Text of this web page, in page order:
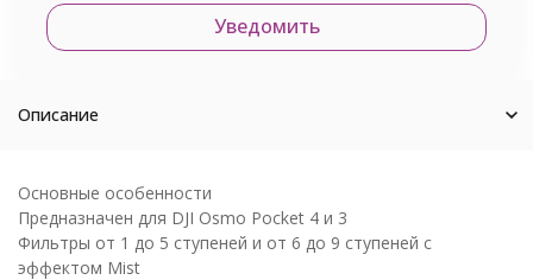
Уведомить
Описание
Основные особенности
Предназначен для DJI Osmo Pocket 4 и 3
Фильтры от 1 до 5 ступеней и от 6 до 9 ступеней с
эффектом Mist